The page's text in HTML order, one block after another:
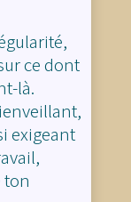
ce dont
là.
exigeant
ton